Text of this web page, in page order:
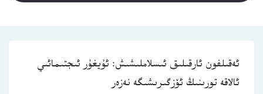
ئەقىلفون ئارقىلىق ئىسلاملىشىش: ئۇيغۇر ئىجتىمائىي
ئالاقە تورىنىڭ ئۆزگىرىشىگە نەزەر